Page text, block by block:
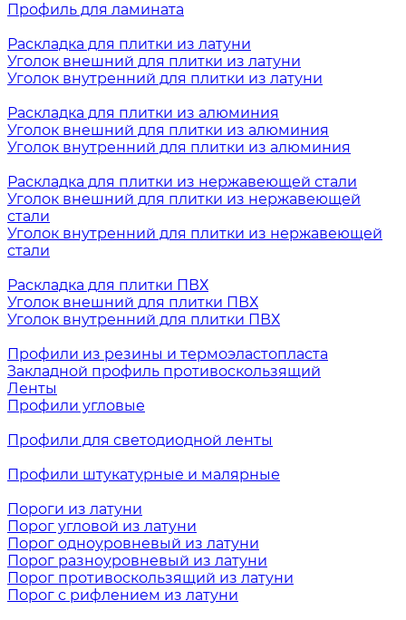
Профиль для ламината
Раскладка для плитки из латуни
Уголок внешний для плитки из латуни
Уголок внутренний для плитки из латуни
Раскладка для плитки из алюминия
Уголок внешний для плитки из алюминия
Уголок внутренний для плитки из алюминия
Раскладка для плитки из нержавеющей стали
Уголок внешний для плитки из нержавеющей
стали
Уголок внутренний для плитки из нержавеющей
стали
Раскладка для плитки ПВХ
Уголок внешний для плитки ПВХ
Уголок внутренний для плитки ПВХ
Профили из резины и термоэластопласта
Закладной профиль противоскользящий
Ленты
Профили угловые
Профили для светодиодной ленты
Профили штукатурные и малярные
Пороги из латуни
Порог угловой из латуни
Порог одноуровневый из латуни
Порог разноуровневый из латуни
Порог противоскользящий из латуни
Порог с рифлением из латуни